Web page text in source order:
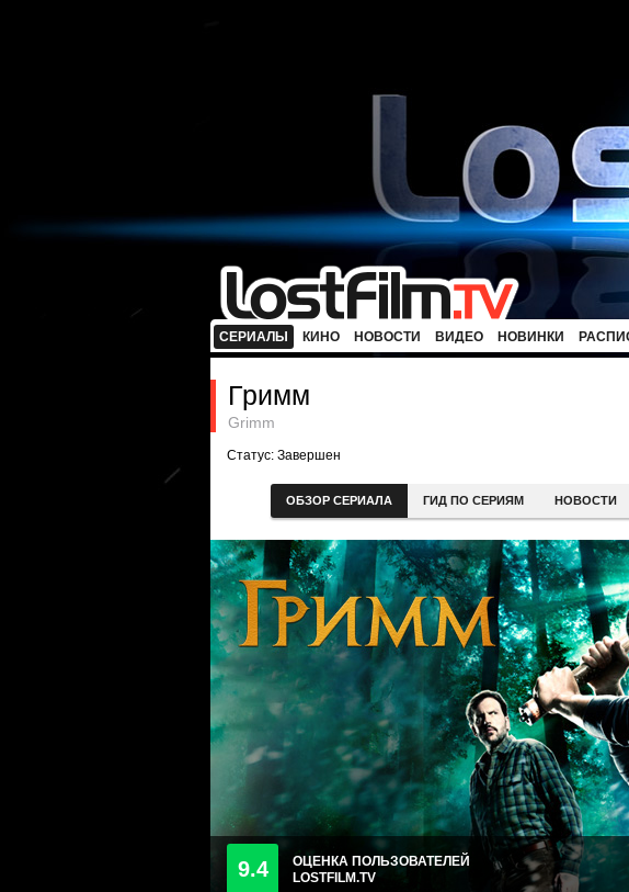
СЕРИАЛЫ КИНО НОВОСТИ ВИДЕО НОВИНКИ
Гримм
Grimm
Статус: Завершен
ОБЗОР СЕРИАЛА ГИД ПО СЕРИЯМ НОВОСТИ
9.4
ОЦЕНКА ПОЛЬЗОВАТЕЛЕЙ
LOSTFILM.TV